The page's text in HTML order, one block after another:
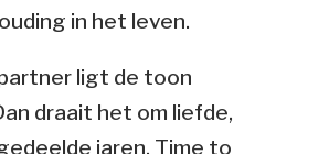
in het leven.
ligt de toon
draait het om liefde,
jaren. Time to